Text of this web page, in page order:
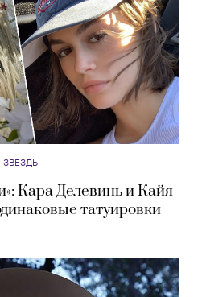
ЗВЕЗДЫ
Кара Делевинь и Кайя
татуировки